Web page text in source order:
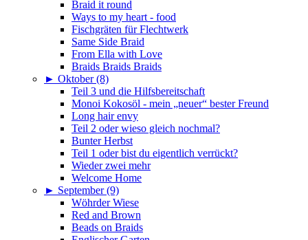
Braid it round
Ways to my heart - food
Fischgräten für Flechtwerk
Same Side Braid
From Ella with Love
Braids Braids Braids
► Oktober (8)
Teil 3 und die Hilfsbereitschaft
Monoi Kokosöl - mein „neuer“ bester Freund
Long hair envy
Teil 2 oder wieso gleich nochmal?
Bunter Herbst
Teil 1 oder bist du eigentlich verrückt?
Wieder zwei mehr
Welcome Home
► September (9)
Wöhrder Wiese
Red and Brown
Beads on Braids